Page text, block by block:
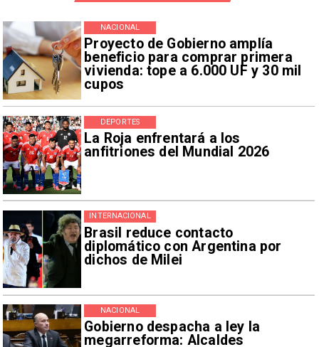
Proyecto de Gobierno amplía
beneficio para comprar primera
vivienda: tope a 6.000 UF y 30 mil
cupos
NACIONAL
La Roja enfrentará a los
anfitriones del Mundial 2026
DEPORTES
Brasil reduce contacto
diplomático con Argentina por
dichos de Milei
INTERNACIONAL
Gobierno despacha a ley la
megarreforma: Alcaldes
NACIONAL